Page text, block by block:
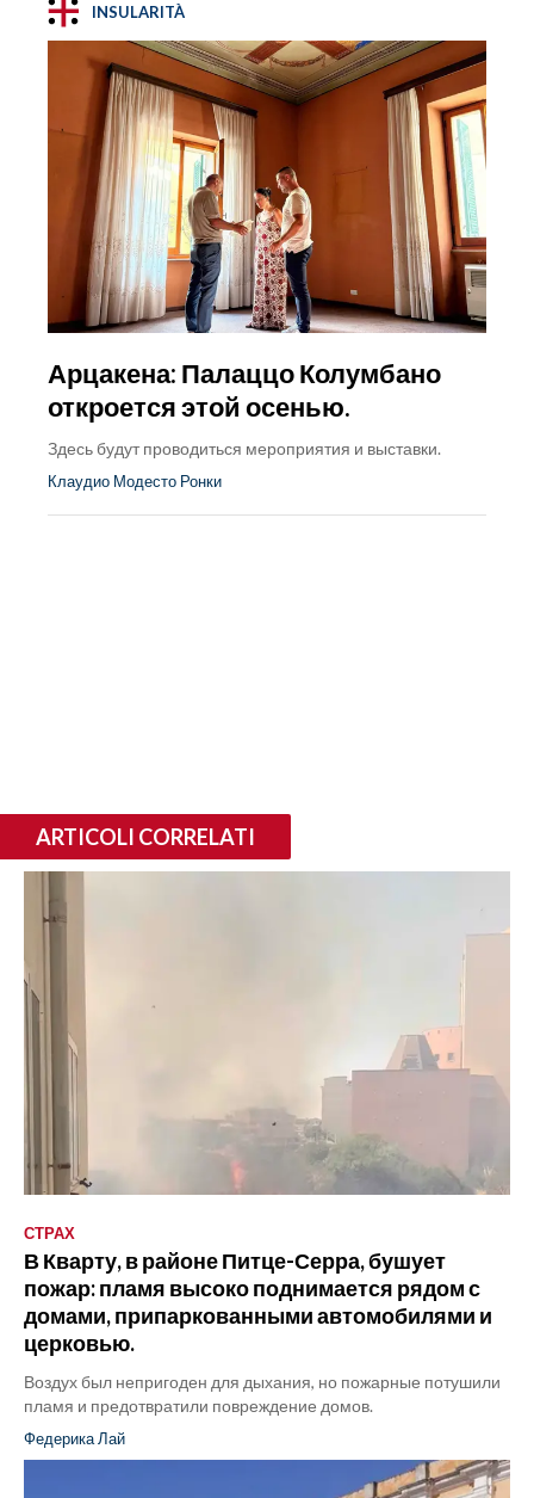
INSULARITÀ
Арцакена: Палаццо Колумбано
откроется этой осенью.
Здесь будут проводиться мероприятия и выставки.
Клаудио Модесто Ронки
ARTICOLI CORRELATI
СТРАХ
В Кварту, в районе Питце-Серра, бушует
пожар: пламя высоко поднимается рядом с
домами, припаркованными автомобилями и
церковью.
Воздух был непригоден для дыхания, но пожарные потушили
пламя и предотвратили повреждение домов.
Федерика Лай